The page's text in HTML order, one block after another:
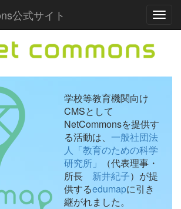
公式サイト
学校等教育機関向け
CMSとして
NetCommonsを提供す
る活動は、 一般社団法
人「教育のための科学
研究所」
（代表理事・
所長 新井紀子）が提
供するedumapに引き
継がれました。